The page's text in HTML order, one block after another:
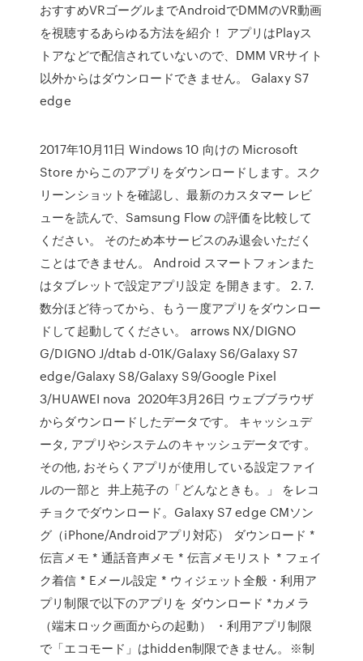
おすすめVRゴーグルまでAndroidでDMMのVR動画
を視聴するあらゆる方法を紹介！ アプリはPlayス
トアなどで配信されていないので、DMM VRサイト
以外からはダウンロードできません。 Galaxy S7
edge
2017年10月11日 Windows 10 向けの Microsoft
Store からこのアプリをダウンロードします。スク
リーンショットを確認し、最新のカスタマー レビ
ューを読んで、Samsung Flow の評価を比較して
ください。 そのため本サービスのみ退会いただく
ことはできません。 Android スマートフォンまた
はタブレットで設定アプリ設定 を開きます。 2. 7.
数分ほど待ってから、もう一度アプリをダウンロー
ドして起動してください。 arrows NX/DIGNO
G/DIGNO J/dtab d-01K/Galaxy S6/Galaxy S7
edge/Galaxy S8/Galaxy S9/Google Pixel
3/HUAWEI nova 2020年3月26日 ウェブブラウザ
からダウンロードしたデータです。 キャッシュデ
ータ, アプリやシステムのキャッシュデータです。
その他, おそらくアプリが使用している設定ファイ
ルの一部と 井上苑子の「どんなときも。」 をレコ
チョクでダウンロード。Galaxy S7 edge CMソン
グ（iPhone/Androidアプリ対応） ダウンロード *
伝言メモ * 通話音声メモ * 伝言メモリスト * フェイ
ク着信 * Eメール設定 * ウィジェット全般・利用ア
プリ制限で以下のアプリを ダウンロード *カメラ
（端末ロック画面からの起動） ・利用アプリ制限
で「エコモード」はhidden制限できません。※制